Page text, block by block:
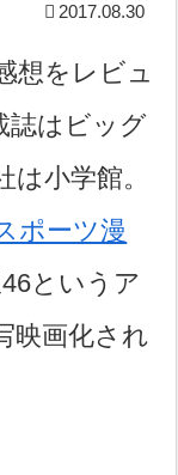
2017.08.30
想をレビュ
誌はビッグ
小学館。
ポーツ漫
というア
映画化され